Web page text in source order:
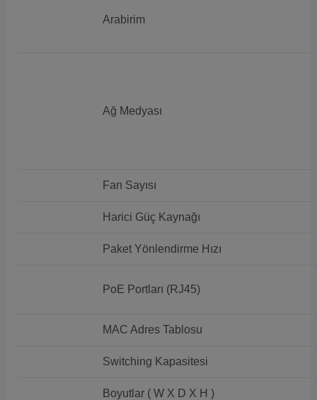
Arabirim
Ağ Medyası
Fan Sayısı
Harici Güç Kaynağı
Paket Yönlendirme Hızı
PoE Portları (RJ45)
MAC Adres Tablosu
Switching Kapasitesi
Boyutlar ( W X D X H )